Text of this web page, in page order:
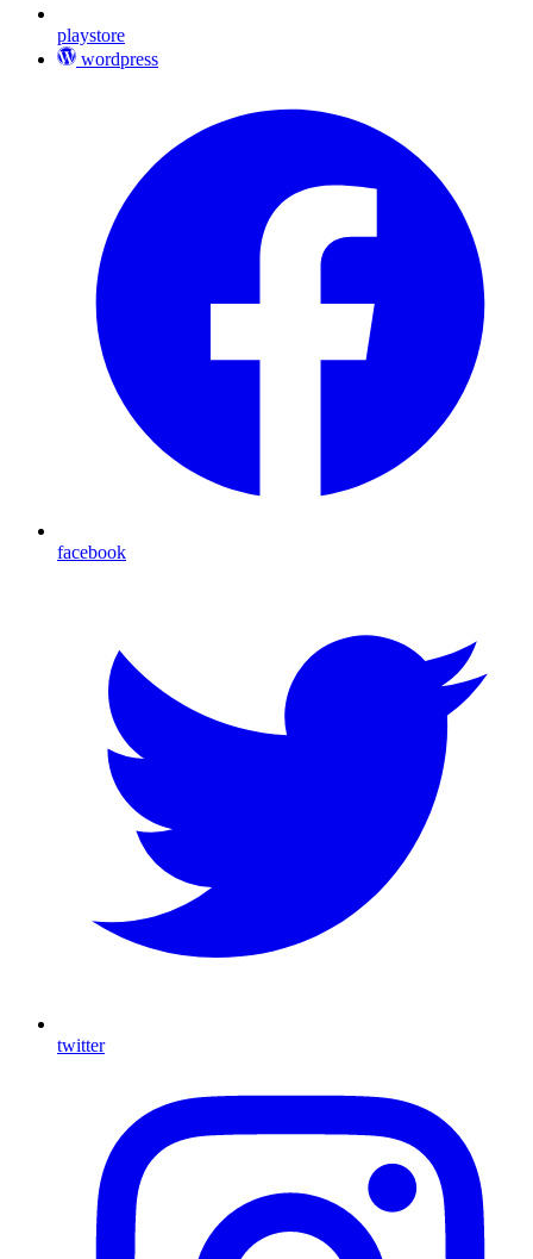
playstore
wordpress
facebook
twitter